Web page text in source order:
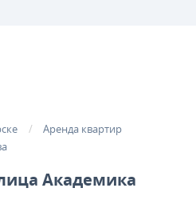
Аренда квартир
Академика